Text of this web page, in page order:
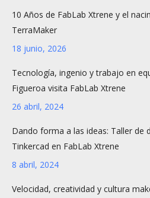
10 Años de FabLab Xtrene y el
TerraMaker
18 junio, 2026
Tecnología, ingenio y trabajo en
Figueroa visita FabLab Xtrene
26 abril, 2024
Dando forma a las ideas: Taller de
Tinkercad en FabLab Xtrene
8 abril, 2024
Velocidad, creatividad y cultura